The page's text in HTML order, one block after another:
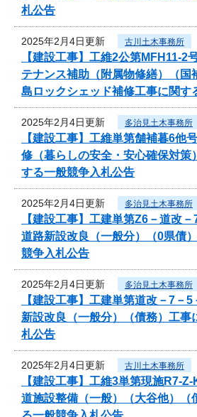
札公告
2025年2月4日更新 古川土木事務所
【建設工事】工維2公第
テナンス補助（附属物修繕）（国
島ロックシェッド補修工事に関す
2025年2月4日更新 多治見土木事務所
【建設工事】工維単第舗補暮6
修（暮らしの安全・安心確保対策
する一般競争入札公告
2025年2月4日更新 多治見土木事務所
【建設工事】工建単第Z6－道
道路新設改良（一般分）（0県債
競争入札公告
2025年2月4日更新 多治見土木事務所
【建設工事】工建単第道改－7
新設改良（一般分）（債務）工事
札公告
2025年2月4日更新 古川土木事務所
【建設工事】工維3単第現施
道施設整備（一般）（大谷他）（